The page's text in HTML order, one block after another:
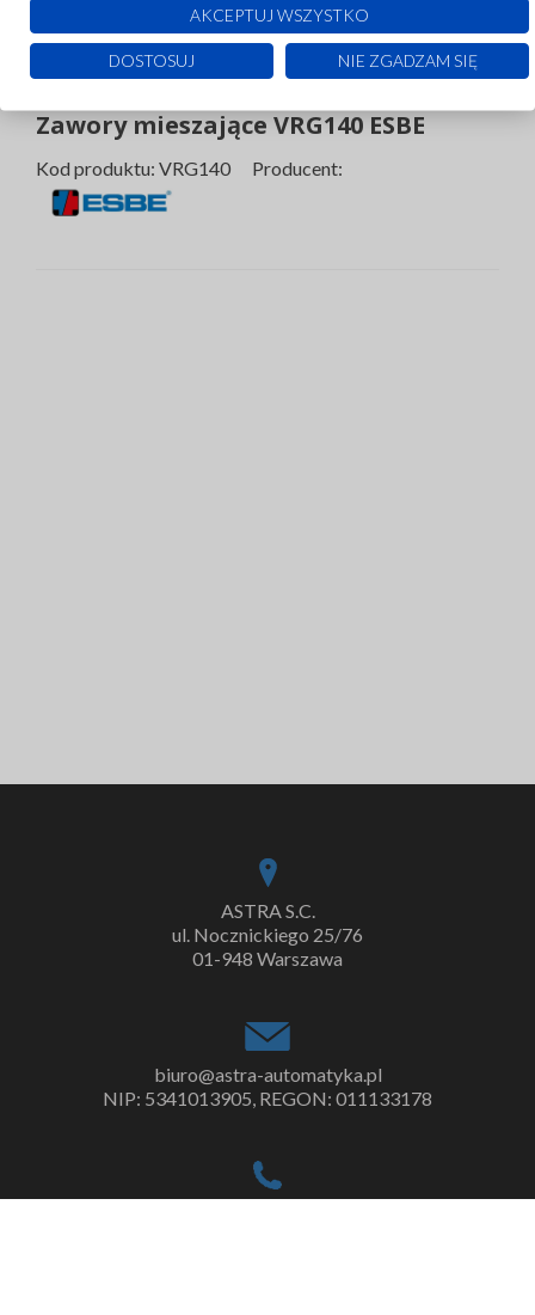
Zawory mieszające VRG140 ESBE
Kod produktu: VRG140 Producent:
ASTRA S.C.
ul. Nocznickiego 25/76
01-948 Warszawa
biuro@astra-automatyka.pl
NIP: 5341013905, REGON: 011133178
AKCEPTUJ WSZYSTKO
DOSTOSUJ NIE ZGADZAM SIĘ